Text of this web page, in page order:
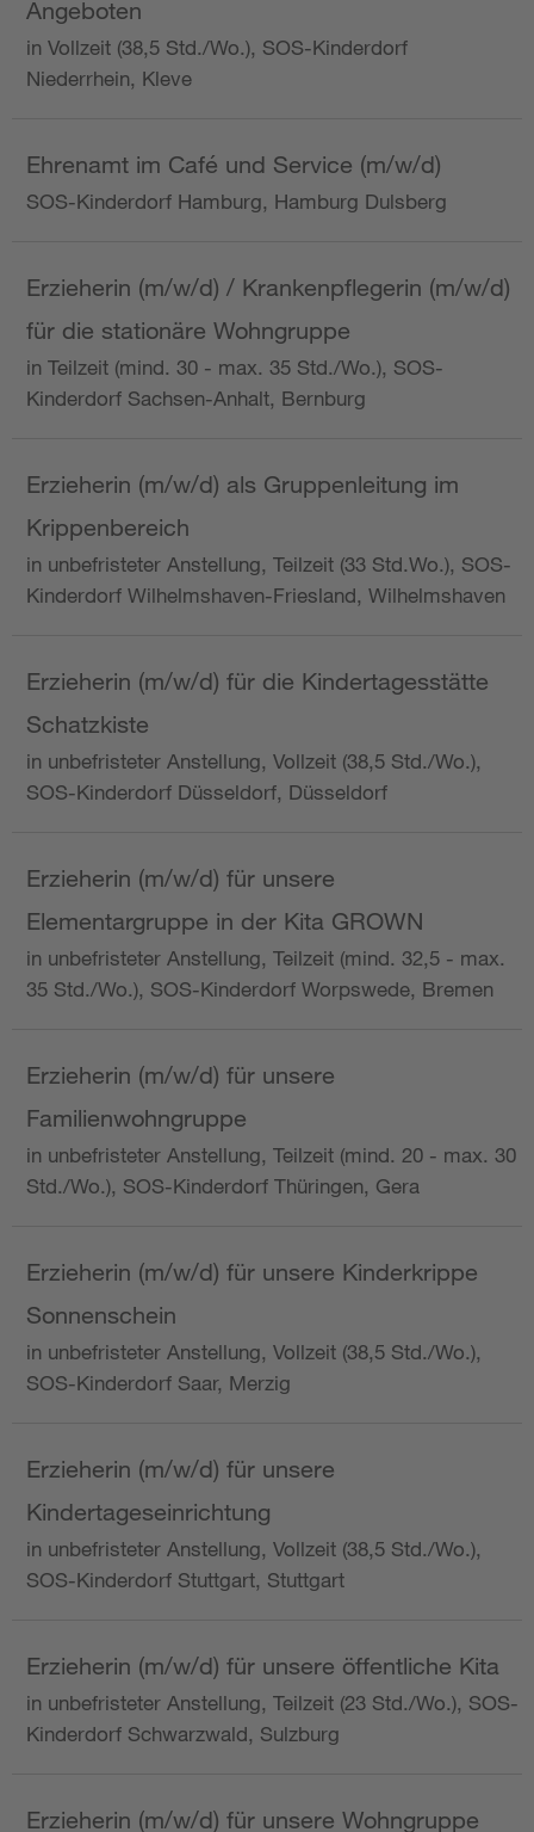
Angeboten
in Vollzeit (38,5 Std./Wo.), SOS-Kinderdorf
Niederrhein, Kleve
Ehrenamt im Café und Service (m/w/d)
SOS-Kinderdorf Hamburg, Hamburg Dulsberg
Erzieherin (m/w/d) / Krankenpflegerin (m/w/d)
für die stationäre Wohngruppe
in Teilzeit (mind. 30 - max. 35 Std./Wo.), SOS-
Kinderdorf Sachsen-Anhalt, Bernburg
Erzieherin (m/w/d) als Gruppenleitung im
Krippenbereich
in unbefristeter Anstellung, Teilzeit (33 Std.Wo.), SOS-
Kinderdorf Wilhelmshaven-Friesland, Wilhelmshaven
Erzieherin (m/w/d) für die Kindertagesstätte
Schatzkiste
in unbefristeter Anstellung, Vollzeit (38,5 Std./Wo.),
SOS-Kinderdorf Düsseldorf, Düsseldorf
Erzieherin (m/w/d) für unsere
Elementargruppe in der Kita GROWN
in unbefristeter Anstellung, Teilzeit (mind. 32,5 - max.
35 Std./Wo.), SOS-Kinderdorf Worpswede, Bremen
Erzieherin (m/w/d) für unsere
Familienwohngruppe
in unbefristeter Anstellung, Teilzeit (mind. 20 - max. 30
Std./Wo.), SOS-Kinderdorf Thüringen, Gera
Erzieherin (m/w/d) für unsere Kinderkrippe
Sonnenschein
in unbefristeter Anstellung, Vollzeit (38,5 Std./Wo.),
SOS-Kinderdorf Saar, Merzig
Erzieherin (m/w/d) für unsere
Kindertageseinrichtung
in unbefristeter Anstellung, Vollzeit (38,5 Std./Wo.),
SOS-Kinderdorf Stuttgart, Stuttgart
Erzieherin (m/w/d) für unsere öffentliche Kita
in unbefristeter Anstellung, Teilzeit (23 Std./Wo.), SOS-
Kinderdorf Schwarzwald, Sulzburg
Erzieherin (m/w/d) für unsere Wohngruppe